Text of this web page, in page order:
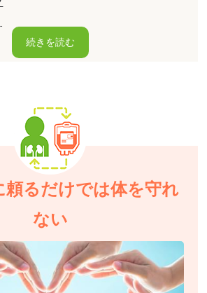
頼るだけでは体を守れ
ない